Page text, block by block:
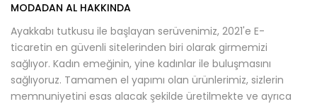
MODADAN AL HAKKINDA
Ayakkabı tutkusu ile başlayan serüvenimiz, 2021'e E-
ticaretin en güvenli sitelerinden biri olarak girmemizi
sağlıyor. Kadın emeğinin, yine kadınlar ile buluşmasını
sağlıyoruz. Tamamen el yapımı olan ürünlerimiz, sizlerin
memnuniyetini esas alacak şekilde üretilmekte ve ayrıca